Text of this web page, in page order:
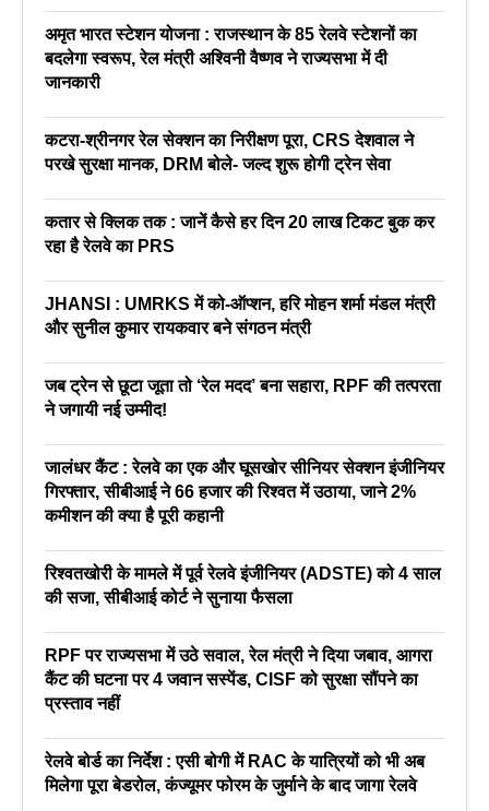
अमृत भारत स्टेशन योजना : राजस्थान के 85 रेलवे स्टेशनों का
बदलेगा स्वरूप, रेल मंत्री अश्विनी वैष्णव ने राज्यसभा में दी
जानकारी
कटरा-श्रीनगर रेल सेक्शन का निरीक्षण पूरा, CRS देशवाल ने
परखे सुरक्षा मानक, DRM बोले- जल्द शुरू होगी ट्रेन सेवा
कतार से क्लिक तक : जानें कैसे हर दिन 20 लाख टिकट बुक कर
रहा है रेलवे का PRS
JHANSI : UMRKS में को-ऑप्शन, हरि मोहन शर्मा मंडल मंत्री
और सुनील कुमार रायकवार बने संगठन मंत्री
जब ट्रेन से छूटा जूता तो ‘रेल मदद’ बना सहारा, RPF की तत्परता
ने जगायी नई उम्मीद!
जालंधर कैंट : रेलवे का एक और घूसखोर सीनियर सेक्शन इंजीनियर
गिरफ्तार, सीबीआई ने 66 हजार की रिश्वत में उठाया, जाने 2%
कमीशन की क्या है पूरी कहानी
रिश्वतखोरी के मामले में पूर्व रेलवे इंजीनियर (ADSTE) को 4 साल
की सजा, सीबीआई कोर्ट ने सुनाया फैसला
RPF पर राज्यसभा में उठे सवाल, रेल मंत्री ने दिया जबाव, आगरा
कैंट की घटना पर 4 जवान सस्पेंड, CISF को सुरक्षा सौंपने का
प्रस्ताव नहीं
रेलवे बोर्ड का निर्देश : एसी बोगी में RAC के यात्रियों को भी अब
मिलेगा पूरा बेडरोल, कंज्यूमर फोरम के जुर्माने के बाद जागा रेलवे